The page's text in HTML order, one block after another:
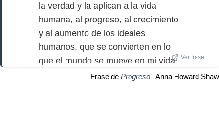
la verdad y la aplican a la vida
humana, al progreso, al crecimiento
y al aumento de los ideales
humanos, que se convierten en lo
que el mundo se mueve en mi vida. Ver frase
Frase de Progreso | Anna Howard Shaw